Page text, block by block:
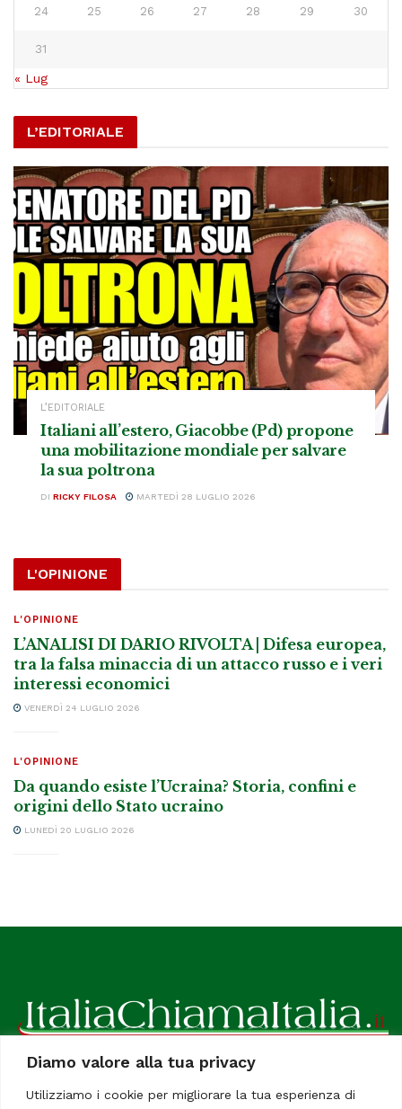
Diamo valore alla tua privacy
Utilizziamo i cookie per migliorare la tua esperienza di
24 25 26 27 28 29 30
31
« Lug
L’EDITORIALE
L’EDITORIALE
Italiani all’estero, Giacobbe (Pd) propone
una mobilitazione mondiale per salvare
la sua poltrona
DI RICKY FILOSA MARTEDÌ 28 LUGLIO 2026
L'OPINIONE
L'OPINIONE
L’ANALISI DI DARIO RIVOLTA | Difesa europea,
tra la falsa minaccia di un attacco russo e i veri
interessi economici
VENERDÌ 24 LUGLIO 2026
L'OPINIONE
Da quando esiste l’Ucraina? Storia, confini e
origini dello Stato ucraino
LUNEDÌ 20 LUGLIO 2026
ItaliaChiamaItalia, il TUO quotidiano online preferito.